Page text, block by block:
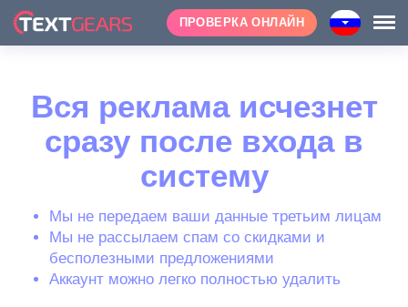
ПРОВЕРКА ОНЛАЙН
Вся реклама исчезнет
сразу после входа в
систему
Мы не передаем ваши данные третьим лицам
Мы не рассылаем спам со скидками и
бесполезными предложениями
Аккаунт можно легко полностью удалить